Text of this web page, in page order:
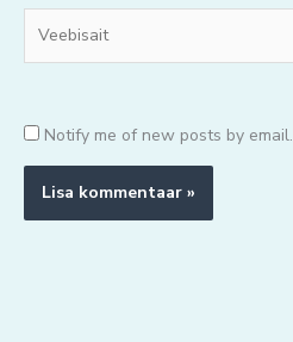
Notify me of new posts by email.